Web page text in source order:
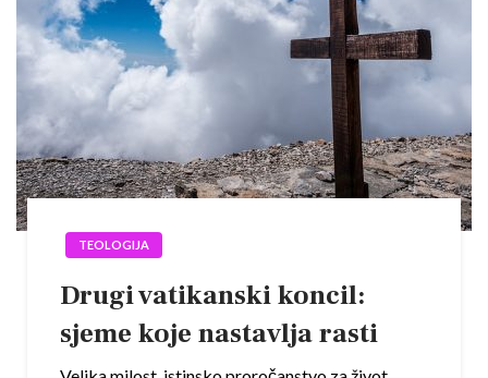
TEOLOGIJA
Drugi vatikanski koncil:
sjeme koje nastavlja rasti